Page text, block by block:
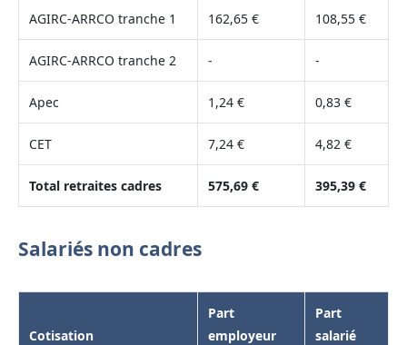
AGIRC-ARRCO tranche 1 162,65 € 108,55 €
AGIRC-ARRCO tranche 2 - -
Apec 1,24 € 0,83 €
CET 7,24 € 4,82 €
Total retraites cadres 575,69 € 395,39 €
Salariés non cadres
Cotisation
Part
employeur
Part
salarié